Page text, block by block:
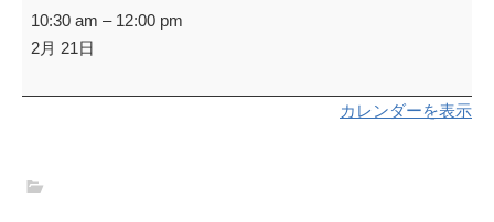
主
日
拝
10:30 am – 12:00 pm
2月 21日
カレンダーを表示